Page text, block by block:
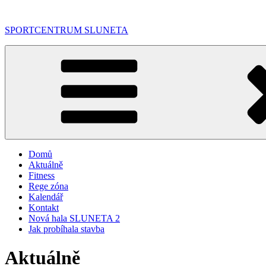
obsahu
SPORTCENTRUM SLUNETA
Domů
Aktuálně
Fitness
Rege zóna
Kalendář
Kontakt
Nová hala SLUNETA 2
Jak probíhala stavba
Aktuálně